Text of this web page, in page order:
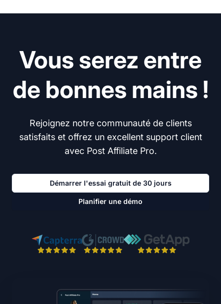
Vous serez entre
de bonnes mains !
Rejoignez notre communauté de clients
satisfaits et offrez un excellent support client
avec Post Affiliate Pro.
Démarrer l'essai gratuit de 30 jours
Planifier une démo